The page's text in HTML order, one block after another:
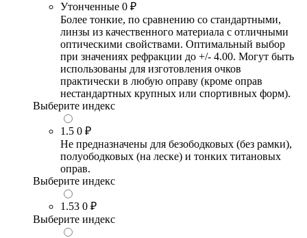
Утонченные 0 ₽
Более тонкие, по сравнению со стандартными,
линзы из качественного материала с отличными
оптическими свойствами. Оптимальный выбор
при значениях рефракции до +/- 4.00. Могут быть
использованы для изготовления очков
практически в любую оправу (кроме оправ
нестандартных крупных или спортивных форм).
Выберите индекс
1.5 0 ₽
Не предназначены для безободковых (без рамки),
полуободковых (на леске) и тонких титановых
оправ.
Выберите индекс
1.53 0 ₽
Выберите индекс